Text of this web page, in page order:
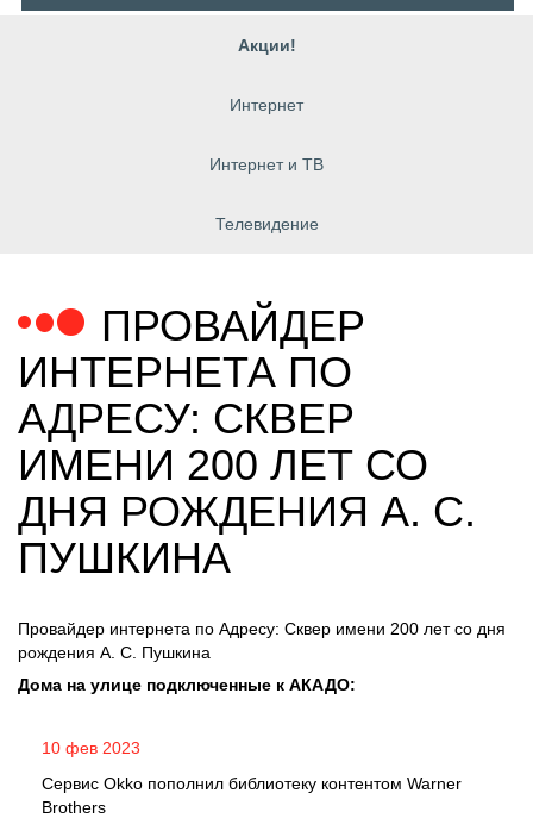
Акции!
Интернет
Интернет и ТВ
Телевидение
ПРОВАЙДЕР
ИНТЕРНЕТА ПО
АДРЕСУ: СКВЕР
ИМЕНИ 200 ЛЕТ СО
ДНЯ РОЖДЕНИЯ А. С.
ПУШКИНА
Провайдер интернета по Адресу: Сквер имени 200 лет со дня
рождения А. С. Пушкина
Дома на улице подключенные к АКАДО:
10 фев 2023
Сервис Okko пополнил библиотеку контентом Warner
Brothers